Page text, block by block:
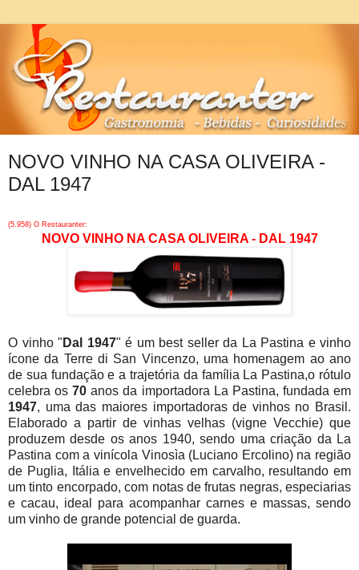
NOVO VINHO NA CASA OLIVEIRA -
DAL 1947
(5.958) O Restauranter:
NOVO VINHO NA CASA OLIVEIRA - DAL 1947
O vinho " Dal 1947" é um best seller da La Pastina e vinho
ícone da Terre di San Vincenzo, uma homenagem ao ano
de sua fundação e a trajetória da família La Pastina,o rótulo
celebra os70 anos da importadora La Pastina, fundada em
1947, uma das maiores importadoras de vinhos no Brasil.
Elaborado a partir de vinhas velhas (vigne Vecchie) que
produzem desde os anos 1940, sendo uma criação da La
Pastina com a vinícola Vinosìa (Luciano Ercolino) na região
de Puglia, Itália e envelhecido em carvalho, resultando em
um tinto encorpado, com notas de frutas negras, especiarias
e cacau, ideal para acompanhar carnes e massas, sendo
um vinho de grande potencial de guarda.